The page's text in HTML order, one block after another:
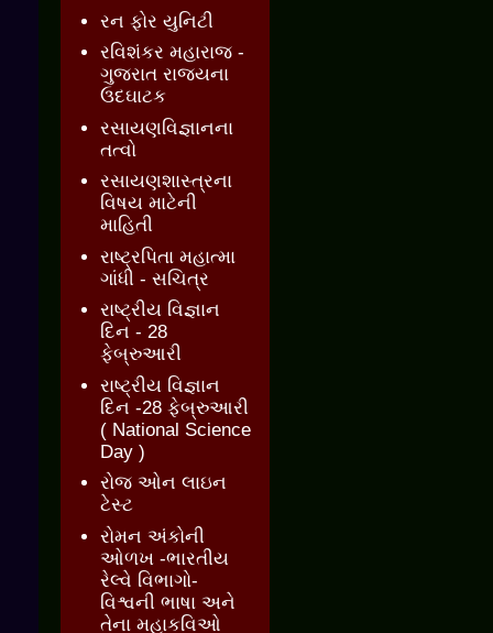
રન ફોર યુનિટી
રવિશંકર મહારાજ -
ગુજરાત રાજ્યના
ઉદઘાટક
રસાયણવિજ્ઞાનના
તત્વો
રસાયણશાસ્ત્રના
વિષય માટેની
માહિતી
રાષ્ટ્રપિતા મહાત્મા
ગાંધી - સચિત્ર
રાષ્ટ્રીય વિજ્ઞાન
દિન - 28
ફેબ્રુઆરી
રાષ્ટ્રીય વિજ્ઞાન
દિન -28 ફેબ્રુઆરી
( National Science
Day )
રોજ ઓન લાઇન
ટેસ્ટ
રોમન અંકોની
ઓળખ -ભારતીય
રેલ્વે વિભાગો-
વિશ્વની ભાષા અને
તેના મહાકવિઓ